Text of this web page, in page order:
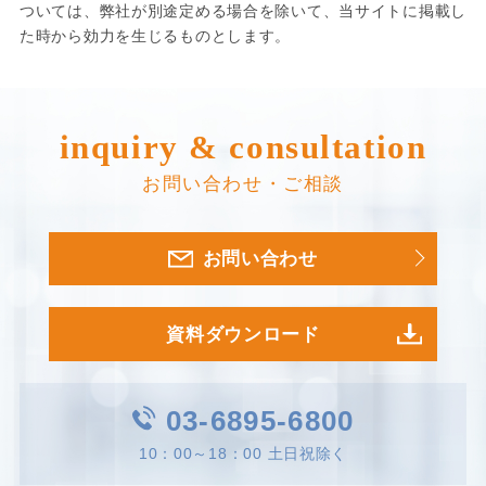
ついては、弊社が別途定める場合を除いて、当サイトに掲載し
た時から効力を生じるものとします。
inquiry & consultation
お問い合わせ・ご相談
お問い合わせ
資料ダウンロード
03-6895-6800
10：00～18：00 土日祝除く